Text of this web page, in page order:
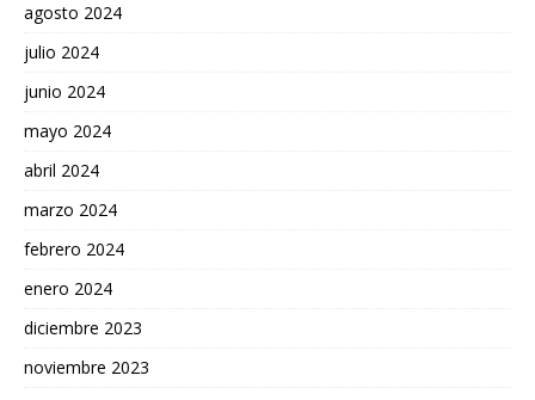
agosto 2024
julio 2024
junio 2024
mayo 2024
abril 2024
marzo 2024
febrero 2024
enero 2024
diciembre 2023
noviembre 2023